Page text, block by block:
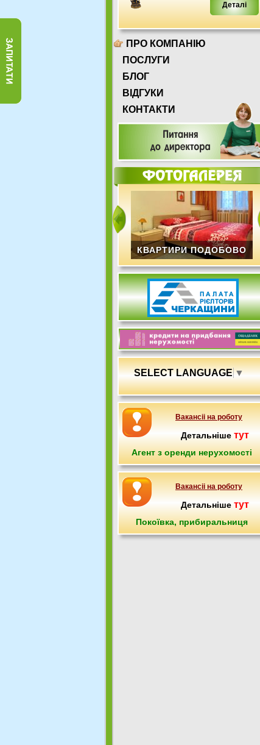
Деталі
ПРО КОМПАНІЮ
ПОСЛУГИ
БЛОГ
ВІДГУКИ
КОНТАКТИ
НАЙКРАЩІ ОБ'ЄКТИ
SELECT LANGUAGE▼
Вакансіі на роботу
Детальніше тут
Агент з оренди нерухомості
Вакансіі на роботу
Детальніше тут
Покоївка, прибиральниця